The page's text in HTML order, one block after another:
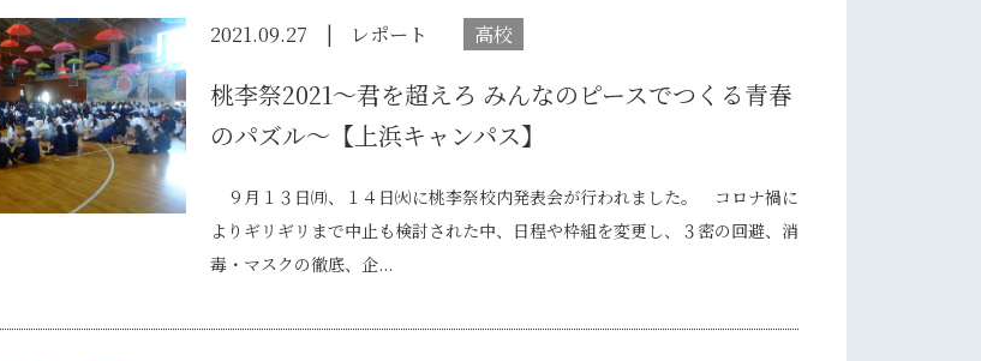
2021.09.27 レポート 高校
桃李祭2021～君を超えろ みんなのピースでつくる青春
のパズル～【上浜キャンパス】
９月１３日㈪、１４日㈫に桃李祭校内発表会が行われました。 コロナ禍に
よりギリギリまで中止も検討された中、日程や枠組を変更し、３密の回避、消
毒・マスクの徹底、企...